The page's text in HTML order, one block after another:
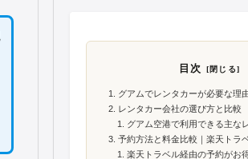
目次
グアムでレンタカーが必要な理
レンタカー会社の選び方と比較
グアム空港で利用できる主な
予約方法と料金比較｜楽天トラ
楽天トラベル経由の予約がお